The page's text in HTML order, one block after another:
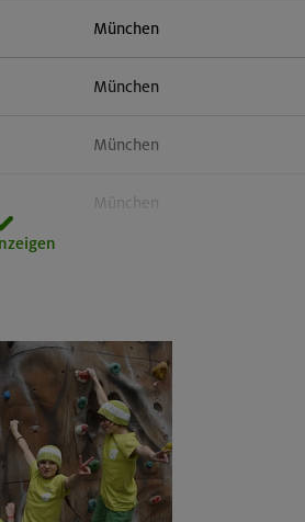
München
München
München
München
München
Gilching
München